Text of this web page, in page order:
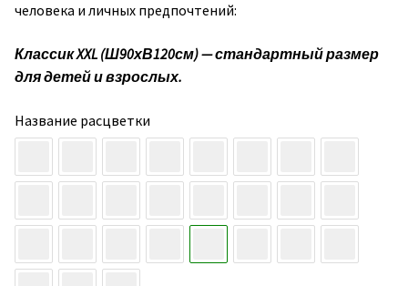
человека и личных предпочтений:
Классик XXL (Ш90хВ120см) — стандартный размер
для детей и взрослых.
Название расцветки